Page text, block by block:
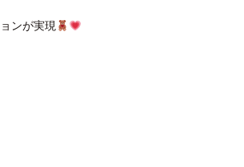
ンが実現